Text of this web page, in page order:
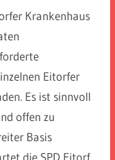
Krankenhaus
Eitorfer
Es ist sinnvoll
offen zu
Basis
die SPD Eitorf